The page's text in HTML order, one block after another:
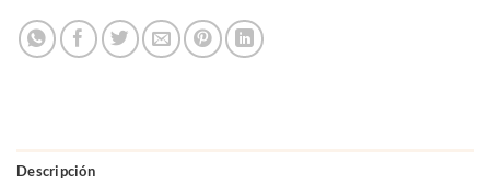
Descripción